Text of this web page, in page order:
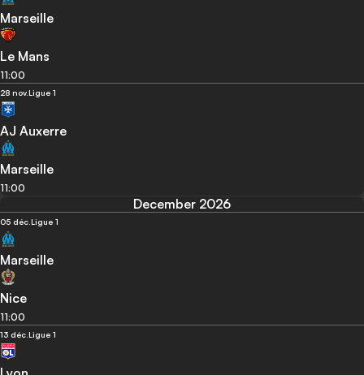
Marseille
Le Mans
11:00
28 nov.Ligue 1
AJ Auxerre
Marseille
11:00
December 2026
05 déc.Ligue 1
Marseille
Nice
11:00
13 déc.Ligue 1